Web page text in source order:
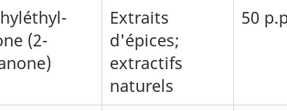
(2-
Extraits
d'épices;
extractifs
naturels
50